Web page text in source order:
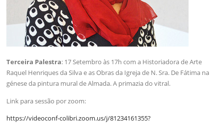
Terceira Palestra: 17 Setembro às 17h com a Historiadora de Arte
Raquel Henriques da Silva e as Obras da Igreja de N. Sra. De Fátima na
génese da pintura mural de Almada. A primazia do vitral.
Link para sessão por zoom:
https://videoconf-colibri.zoom.us/j/81234161355?